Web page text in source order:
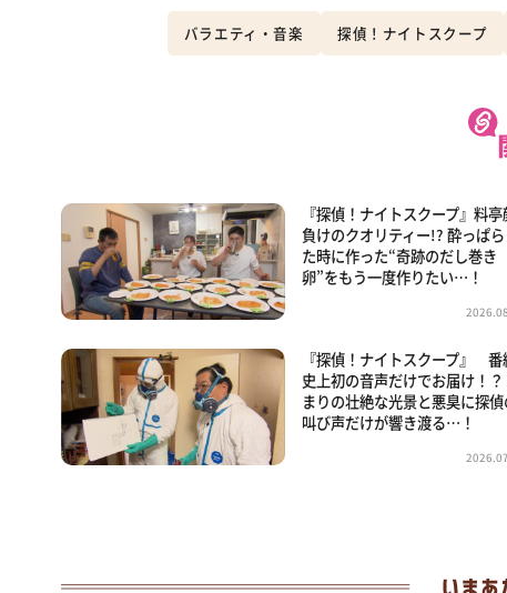
バラエティ・音楽 探偵！ナイトスクープ
『探偵！ナイトスクープ』料亭
負けのクオリティー!? 酔っぱ
た時に作った“奇跡のだし巻き
卵”をもう一度作りたい…！
『探偵！ナイトスクープ』 番
史上初の音声だけでお届け！？
まりの壮絶な光景と悪臭に探
叫び声だけが響き渡る…！